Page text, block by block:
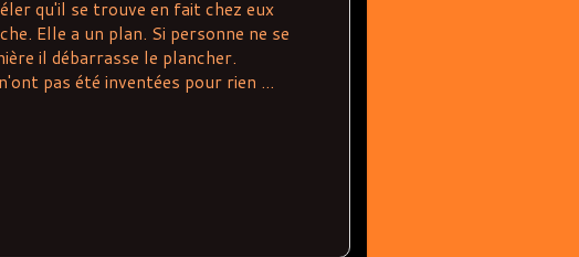
qu'il se trouve en fait chez eux
Elle a un plan. Si personne ne se
il débarrasse le plancher.
pas été inventées pour rien ...